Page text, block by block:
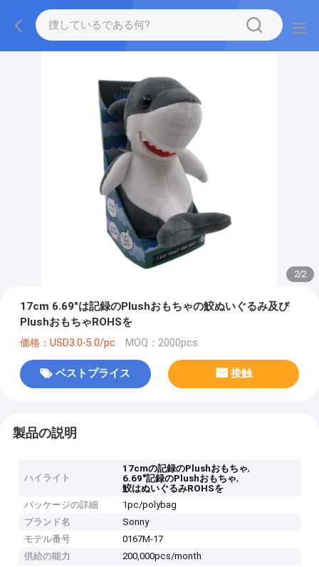
2/2
17cm 6.69"は記録のPlushおもちゃの鮫ぬいぐるみ及び
PlushおもちゃROHSを
価格：USD3.0-5.0/pc MOQ：2000pcs
ベストプライス 接触
製品の説明
ハイライト
17cmの記録のPlushおもちゃ,
6.69"記録のPlushおもちゃ,
鮫はぬいぐるみROHSを
パッケージの詳細
1pc/polybag
ブランド名
Sonny
モデル番号
0167M-17
供給の能力
200,000pcs/month